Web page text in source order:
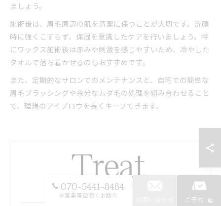
ましょう。
施術後は、眉毛周辺の肌を清潔に保つことが大切です。洗顔
時に強くこすらず、保湿を意識したケアを行いましょう。特
にワックス施術後は赤みや刺激を感じやすいため、冷やした
タオルで落ち着かせるのもおすすめです。
また、定期的なサロンでのメンテナンスと、自宅での簡単な
眉毛ブラッシングや余分なムダ毛の処理を組み合わせること
で、理想のアイブロウを長くキープできます。
070-5441-8484
※営業電話固くお断り
ご予約